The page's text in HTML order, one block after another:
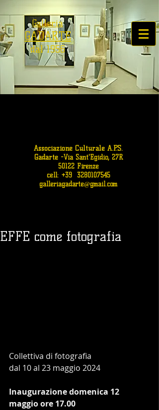
Galleria
GADARTE
dal 1956
Associazione Culturale A.P.S.
Gadarte-Via Sant'Egidio, 27R
50122 Firenze
cell: +39 3280107545
galleriagadarte@gmail.com
EFFE come fotografia
Collettiva di fotografia
dal 10 al 23 maggio 2024
Inaugurazione domenica 12
maggio ore 17.00